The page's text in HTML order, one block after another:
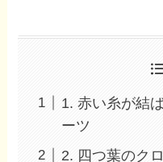
1. 赤い糸が結
ーツ
2. 四つ葉のク